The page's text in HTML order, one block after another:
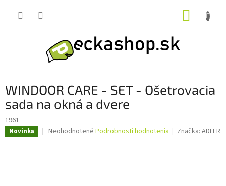
WINDOOR CARE - SET - Ošetrovacia
sada na okná a dvere
1961
Novinka
Priemerné
Neohodnotené Podrobnosti hodnotenia Značka:ADLER